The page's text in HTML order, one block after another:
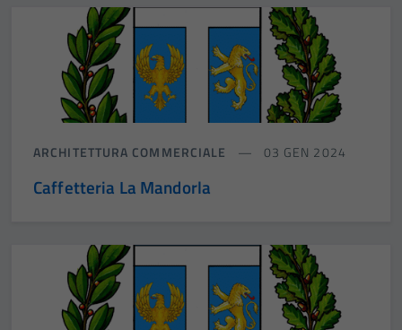
ARCHITETTURA COMMERCIALE 03 GEN 2024
Caffetteria La Mandorla